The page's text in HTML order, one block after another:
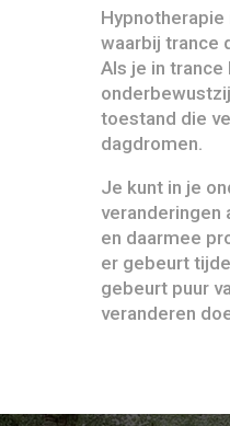
Hypnotherapie
waarbij trance
Als je in trance
toestand die
dagdromen.
Je kunt in je
veranderingen
en daarmee
er gebeurt
gebeurt puur
veranderen